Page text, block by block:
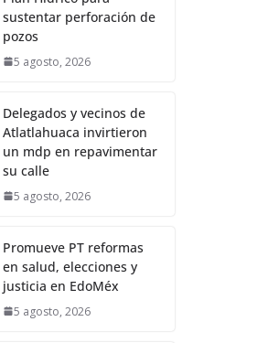
sustentar perforación de
pozos
5 agosto, 2026
Delegados y vecinos de
Atlatlahuaca invirtieron
un mdp en repavimentar
su calle
5 agosto, 2026
Promueve PT reformas
en salud, elecciones y
justicia en EdoMéx
5 agosto, 2026